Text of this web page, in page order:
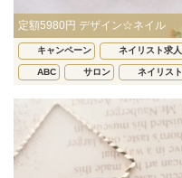
定額5980円 デザイン☆ネイル
キャンペーン ネイリスト求人
ABC サロン ネイリスト